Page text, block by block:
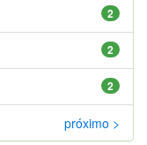
2
2
2
próximo >